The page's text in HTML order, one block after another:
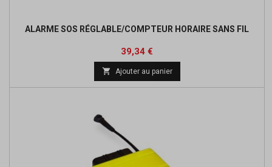
ALARME SOS RÉGLABLE/COMPTEUR HORAIRE SANS FIL
Prix
39,34 €
 Ajouter au panier